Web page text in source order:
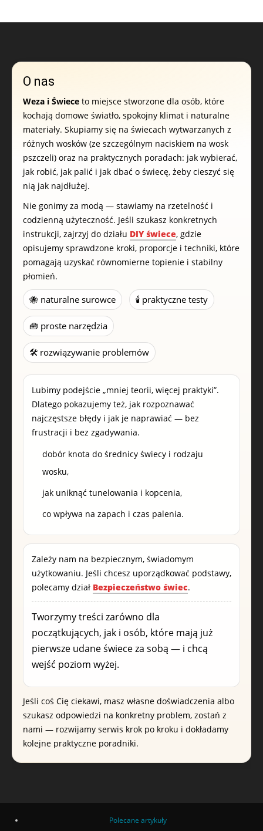
O nas
Weza i Świece to miejsce stworzone dla osób, które
kochają domowe światło, spokojny klimat i naturalne
materiały. Skupiamy się na świecach wytwarzanych z
różnych wosków (ze szczególnym naciskiem na wosk
pszczeli) oraz na praktycznych poradach: jak wybierać,
jak robić, jak palić i jak dbać o świecę, żeby cieszyć się
nią jak najdłużej.
Nie gonimy za modą — stawiamy na rzetelność i
codzienną użyteczność. Jeśli szukasz konkretnych
instrukcji, zajrzyj do działu DIY świece, gdzie
opisujemy sprawdzone kroki, proporcje i techniki, które
pomagają uzyskać równomierne topienie i stabilny
płomień.
🐝 naturalne surowce 🕯️ praktyczne testy
🧰 proste narzędzia
🛠️ rozwiązywanie problemów
Lubimy podejście „mniej teorii, więcej praktyki”.
Dlatego pokazujemy też, jak rozpoznawać
najczęstsze błędy i jak je naprawiać — bez
frustracji i bez zgadywania.
dobór knota do średnicy świecy i rodzaju
wosku,
jak uniknąć tunelowania i kopcenia,
co wpływa na zapach i czas palenia.
Zależy nam na bezpiecznym, świadomym
użytkowaniu. Jeśli chcesz uporządkować podstawy,
polecamy dział Bezpieczeństwo świec.
Tworzymy treści zarówno dla
początkujących, jak i osób, które mają już
pierwsze udane świece za sobą — i chcą
wejść poziom wyżej.
Jeśli coś Cię ciekawi, masz własne doświadczenia albo
szukasz odpowiedzi na konkretny problem, zostań z
nami — rozwijamy serwis krok po kroku i dokładamy
kolejne praktyczne poradniki.
Polecane artykuły